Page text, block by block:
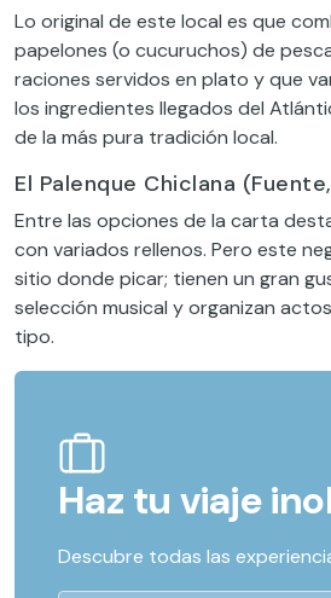
Lo original de este local es que
papelones (o cucuruchos) de
raciones servidos en plato y que
los ingredientes llegados del
de la más pura tradición local.
El Palenque Chiclana
Entre las opciones de la carta
con variados rellenos. Pero este
sitio donde picar; tienen un gran
selección musical y organizan
tipo.
Haz tu viaje
Descubre todas las